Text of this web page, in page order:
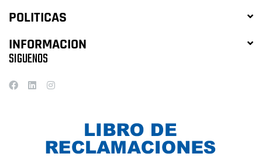
POLITICAS
INFORMACION
SIGUENOS